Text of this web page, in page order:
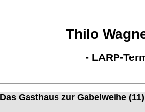
Thilo
- LARP-
Das Gasthaus zur Gabelweihe